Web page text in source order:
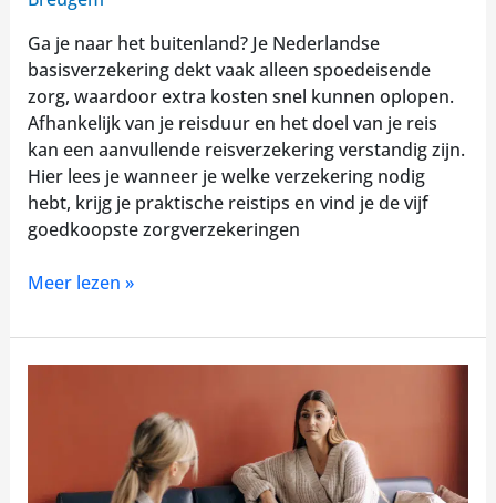
Ga je naar het buitenland? Je Nederlandse
basisverzekering dekt vaak alleen spoedeisende
zorg, waardoor extra kosten snel kunnen oplopen.
Afhankelijk van je reisduur en het doel van je reis
kan een aanvullende reisverzekering verstandig zijn.
Hier lees je wanneer je welke verzekering nodig
hebt, krijg je praktische reistips en vind je de vijf
goedkoopste zorgverzekeringen
Meer lezen »
vergoedingen: